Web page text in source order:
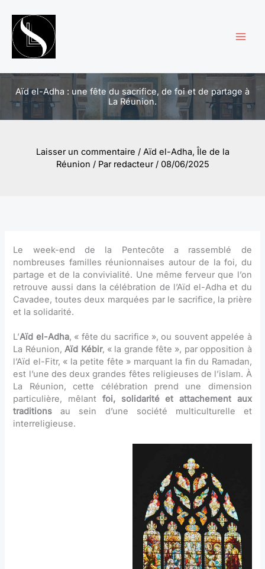
contenu
Aïd el-Adha : une fête du sacrifice, de foi et de partage à
La Réunion.
Laisser un commentaire / Aïd el-Adha, Île de la
Réunion / Par redacteur/ 08/06/2025
Le week-end de la Pentecôte a rassemblé de
nombreuses familles réunionnaises autour de la foi, du
partage et de la convivialité. Une même ferveur que l’on
retrouve aussi dans la célébration de l’Aïd el-Adha et du
Cavadee, toutes deux marquées par le sacrifice, la prière
et la solidarité.
L’Aïd el-Adha, « fête du sacrifice », ou souvent appelée à
La Réunion,Aïd Kébir, « la grande fête », par opposition à
l’Aïd el-Fitr, « la petite fête » marquant la fin du Ramadan,
est l’une des deux grandes fêtes religieuses de l’islam. À
La Réunion, cette célébration prend une dimension
particulière, mêlant foi, solidarité et attachement aux
traditions au sein d’une société multiculturelle et
interreligieuse.